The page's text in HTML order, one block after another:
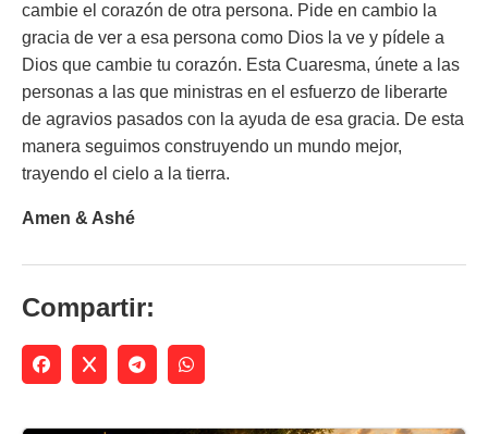
cambie el corazón de otra persona. Pide en cambio la
gracia de ver a esa persona como Dios la ve y pídele a
Dios que cambie tu corazón. Esta Cuaresma, únete a las
personas a las que ministras en el esfuerzo de liberarte
de agravios pasados con la ayuda de esa gracia. De esta
manera seguimos construyendo un mundo mejor,
trayendo el cielo a la tierra.
Amen & Ashé
Compartir: